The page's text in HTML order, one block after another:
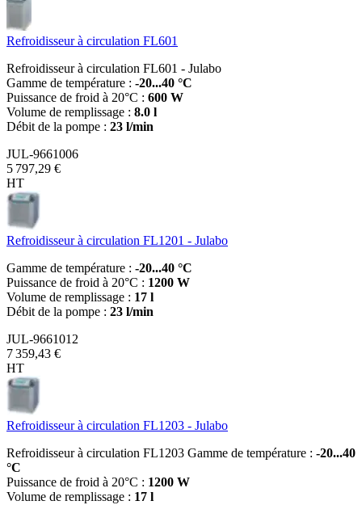
Refroidisseur à circulation FL601
Refroidisseur à circulation FL601 - Julabo
Gamme de température : -20...40 °C
Puissance de froid à 20°C : 600 W
Volume de remplissage : 8.0 l
Débit de la pompe : 23 l/min
JUL-9661006
5 797,29 €
HT
Refroidisseur à circulation FL1201 - Julabo
Gamme de température : -20...40 °C
Puissance de froid à 20°C : 1200 W
Volume de remplissage : 17 l
Débit de la pompe : 23 l/min
JUL-9661012
7 359,43 €
HT
Refroidisseur à circulation FL1203 - Julabo
Refroidisseur à circulation FL1203 Gamme de température : -20...40
°C
Puissance de froid à 20°C : 1200 W
Volume de remplissage : 17 l